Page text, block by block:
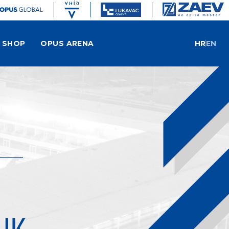
SHOP OPUS ARENA HREN